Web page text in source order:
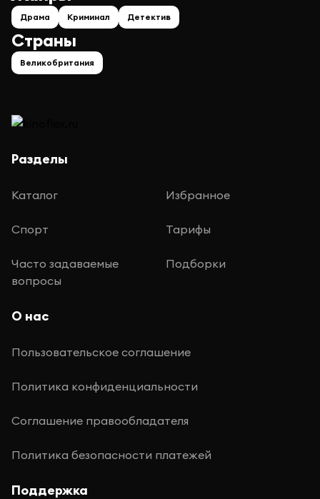
Страны
Великобритания
Драма Криминал Детектив
Разделы
Каталог Избранное
Спорт Тарифы
Часто задаваемые
вопросы
Подборки
О нас
Пользовательское соглашение
Политика конфиденциальности
Соглашение правообладателя
Политика безопасности платежей
Поддержка